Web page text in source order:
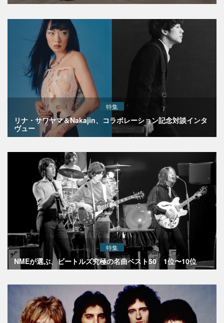
特集
リナ・サワヤマ＆Nakajin、コラボレーション記念対談インタ
ヴュー
特集
NMEが選ぶ、ビートルズ究極の名曲ベスト50 1位〜10位